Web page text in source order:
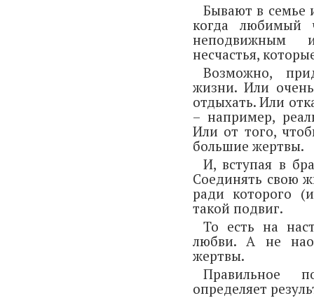
Бывают в семье
когда любимый
неподвижным
несчастья,
Возможно,
жизни. Или
отдыхать. Или
– например,
Или от того,
большие жертвы.
И, вступая в
Соединять свою
ради которого
такой подвиг.
То есть на
любви. А не
жертвы.
Правильное
определяет